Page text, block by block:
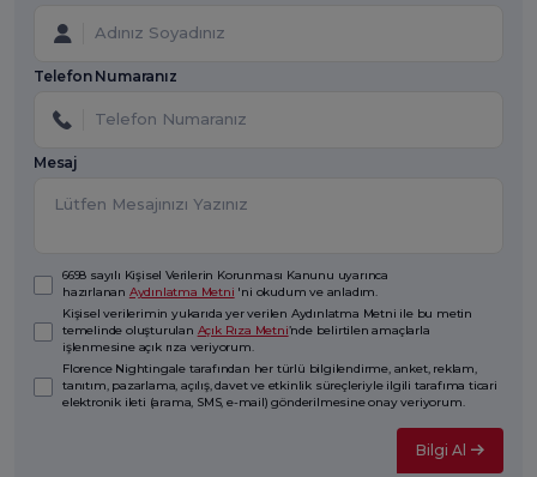
Telefon Numaranız
Mesaj
6698 sayılı Kişisel Verilerin Korunması Kanunu uyarınca
hazırlanan Aydınlatma Metni 'ni okudum ve anladım.
Kişisel verilerimin yukarıda yer verilen Aydınlatma Metni ile bu metin
temelinde oluşturulan Açık Rıza Metni’nde belirtilen amaçlarla
işlenmesine açık rıza veriyorum.
Florence Nightingale tarafından her türlü bilgilendirme, anket, reklam,
tanıtım, pazarlama, açılış, davet ve etkinlik süreçleriyle ilgili tarafıma ticari
elektronik ileti (arama, SMS, e-mail) gönderilmesine onay veriyorum.
Bilgi Al